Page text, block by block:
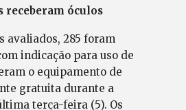
receberam óculos
avaliados, 285 foram
indicação para uso de
o equipamento de
gratuita durante a
terça-feira (5). Os